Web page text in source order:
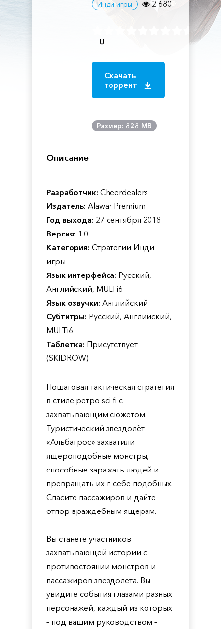
Инди игры
2 680
0
Скачать
торрент
Размер: 828 MB
Описание
Разработчик: Cheerdealers
Издатель: Alawar Premium
Год выхода: 27 сентября 2018
Версия: 1.0
Категория: Стратегии Инди
игры
Язык интерфейса: Русский,
Английский, MULTi6
Язык озвучки: Английский
Субтитры: Русский, Английский,
MULTi6
Таблетка: Присутствует
(SKIDROW)
Пошаговая тактическая стратегия
в стиле ретро sci-fi с
захватывающим сюжетом.
Туристический звездолёт
«Альбатрос» захватили
ящероподобные монстры,
способные заражать людей и
превращать их в себе подобных.
Спасите пассажиров и дайте
отпор враждебным ящерам.
Вы станете участников
захватывающей истории о
противостоянии монстров и
пассажиров звездолета. Вы
увидите события глазами разных
персонажей, каждый из которых
– под вашим руководством –